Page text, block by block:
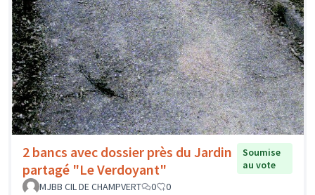
2 bancs avec dossier près du Jardin
partagé "Le Verdoyant"
Soumise
au vote
MJBB CIL DE CHAMPVERT
0 0